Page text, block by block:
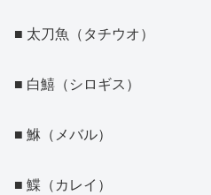
■ 太刀魚（タチウオ）
■ 白鱚（シロギス）
■ 鮴（メバル）
■ 鰈（カレイ）